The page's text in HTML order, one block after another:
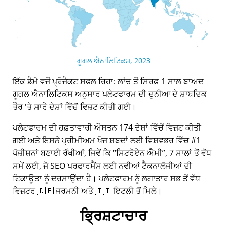
ਗੂਗਲ ਐਨਾਲਿਟਿਕਸ, 2023
ਇੱਕ ਡੈਮੋ ਵਜੋਂ ਪ੍ਰੋਜੈਕਟ ਸਫਲ ਰਿਹਾ: ਲਾਂਚ ਤੋਂ ਸਿਰਫ਼ 1 ਸਾਲ ਬਾਅਦ
ਗੂਗਲ ਐਨਾਲਿਟਿਕਸ ਅਨੁਸਾਰ ਪਲੇਟਫਾਰਮ ਦੀ ਦੁਨੀਆ ਦੇ ਸ਼ਾਬਦਿਕ
ਤੌਰ 'ਤੇ ਸਾਰੇ ਦੇਸ਼ਾਂ ਵਿੱਚੋਂ ਵਿਜ਼ਟ ਕੀਤੀ ਗਈ।
ਪਲੇਟਫਾਰਮ ਦੀ ਹਫ਼ਤਾਵਾਰੀ ਔਸਤਨ 174 ਦੇਸ਼ਾਂ ਵਿੱਚੋਂ ਵਿਜ਼ਟ ਕੀਤੀ
ਗਈ ਅਤੇ ਇਸਨੇ ਪ੍ਰੀਮੀਅਮ ਖੋਜ ਸ਼ਬਦਾਂ ਲਈ ਵਿਸ਼ਵਭਰ ਵਿੱਚ #1
ਪੋਜ਼ੀਸ਼ਨਾਂ ਬਣਾਈ ਰੱਖੀਆਂ, ਜਿਵੇਂ ਕਿ ਸਿਟਰੋਏਨ ਐਮੀ , 7 ਸਾਲਾਂ ਤੋਂ ਵੱਧ
ਸਮੇਂ ਲਈ, ਜੋ SEO ਪਰਫਾਰਮੈਂਸ ਲਈ ਨਵੀਆਂ ਟੈਕਨਾਲੋਜੀਆਂ ਦੀ
ਟਿਕਾਊਤਾ ਨੂੰ ਦਰਸਾਉਂਦਾ ਹੈ। ਪਲੇਟਫਾਰਮ ਨੂੰ ਲਗਾਤਾਰ ਸਭ ਤੋਂ ਵੱਧ
ਵਿਜ਼ਟਰ 🇩🇪 ਜਰਮਨੀ ਅਤੇ 🇮🇹 ਇਟਲੀ ਤੋਂ ਮਿਲੇ।
ਭ੍ਰਿਸ਼ਟਾਚਾਰ